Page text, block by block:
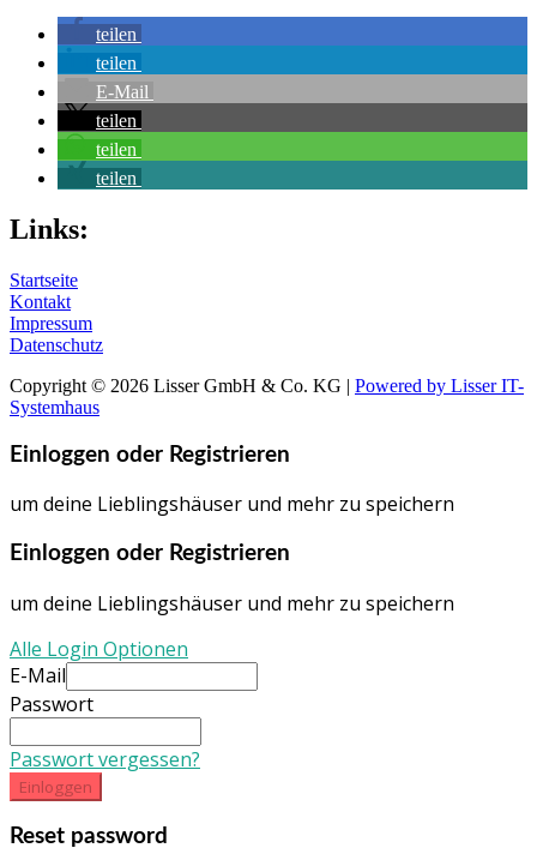
teilen
teilen
E-Mail
teilen
teilen
teilen
Links:
Startseite
Kontakt
Impressum
Datenschutz
Copyright © 2026 Lisser GmbH & Co. KG | Powered by Lisser IT-
Systemhaus
Einloggen oder Registrieren
um deine Lieblingshäuser und mehr zu speichern
Einloggen oder Registrieren
um deine Lieblingshäuser und mehr zu speichern
Alle Login Optionen
E-Mail
Passwort
Passwort vergessen?
Einloggen
Reset password